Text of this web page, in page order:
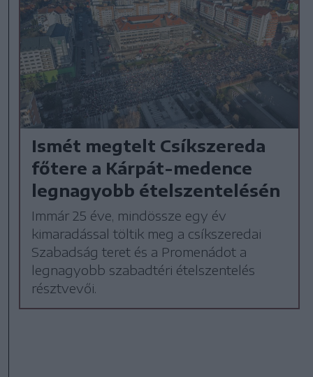
Ismét megtelt Csíkszereda
főtere a Kárpát-medence
legnagyobb ételszentelésén
Immár 25 éve, mindössze egy év
kimaradással töltik meg a csíkszeredai
Szabadság teret és a Promenádot a
legnagyobb szabadtéri ételszentelés
résztvevői.